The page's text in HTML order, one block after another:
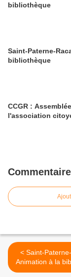
bibliothèque
Saint-Paterne-
bibliothèque
CCGR :
l'association
< Saint-Paterne-Racan :
Animation à la